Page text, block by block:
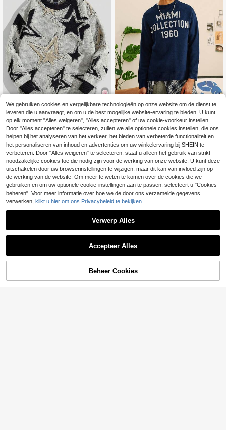
4
ROMWE MEN
ROMWE MEN Street Life Heren cas
ual pullover met sterrenpatroon, sch
ool, voor herfst/winter, top met lang
e mouwen
28.89€
Whitmere
Whitmere Nieuw binnen: Heren stre
etwear trui met Amerikaanse Engels
e grafische jacquardprint, ronde hal
s, losse pasvorm en korte mouwen,
geschikt voor lente, herfst en winte
r, retro Amerikaans, unisex, relaxte p
asvorm, zomeroutfits – perfect voor
dagelijks gebruik en zomervakantie
s.
36.54€
TOEVOEGEN AAN WINKELWAGEN
We gebruiken cookies en vergelijkbare technologieën op onze website om de dienst te
leveren die u aanvraagt, en om u de best mogelijke website-ervaring te bieden. U kunt
op elk moment "Alles weigeren", "Alles accepteren" of uw cookie-voorkeur instellen.
Door "Alles accepteren" te selecteren, zullen we alle optionele cookies instellen, die ons
helpen bij het analyseren van het verkeer, het bieden van verbeterde functionaliteit en
het personaliseren van inhoud en advertenties om uw winkelervaring bij SHEIN te
verbeteren. Door "Alles weigeren" te selecteren, staat u alleen het gebruik van strikt
noodzakelijke cookies toe die nodig zijn voor de werking van onze website. U kunt deze
uitschakelen door uw browserinstellingen te wijzigen, maar dit kan van invloed zijn op
de werking van de website. Om meer te weten te komen over de cookies die we
gebruiken en om uw optionele cookie-instellingen aan te passen, selecteert u "Cookies
beheren". Voor meer informatie over hoe we de door ons verzamelde gegevens
verwerken, klikt u hier om ons Privacybeleid te bekijken.
Verwerp Alles
Accepteer Alles
Beheer Cookies